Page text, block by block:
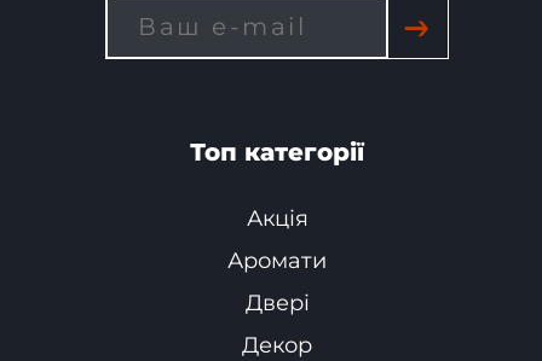
→
Топ категорії
Акція
Аромати
Двері
Декор